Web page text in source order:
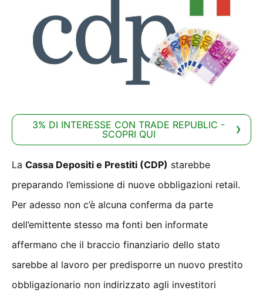
3% DI INTERESSE CON TRADE REPUBLIC -
SCOPRI QUI
La Cassa Depositi e Prestiti (CDP) starebbe
preparando l’emissione di nuove obbligazioni retail.
Per adesso non c’è alcuna conferma da parte
dell’emittente stesso ma fonti ben informate
affermano che il braccio finanziario dello stato
sarebbe al lavoro per predisporre un nuovo prestito
obbligazionario non indirizzato agli investitori